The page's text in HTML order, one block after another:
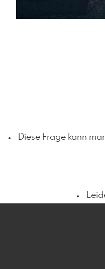
Diese Frage kann